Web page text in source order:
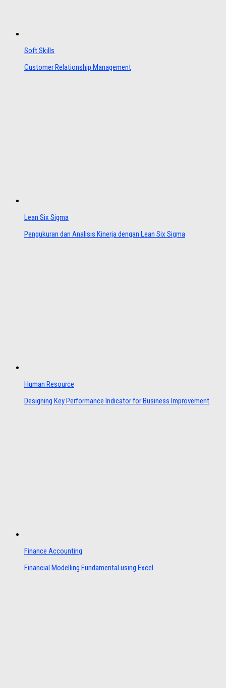
Soft Skills
Customer Relationship Management
Lean Six Sigma
Pengukuran dan Analisis Kinerja dengan Lean Six Sigma
Human Resource
Designing Key Performance Indicator for Business Improvement
Finance Accounting
Financial Modelling Fundamental using Excel